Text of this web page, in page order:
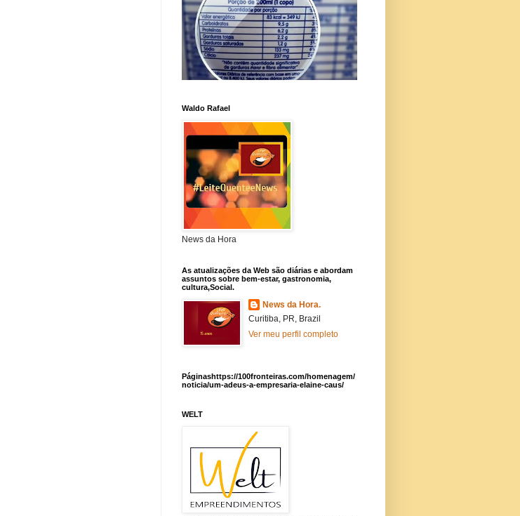
Waldo Rafael
News da Hora
As atualizações da Web são diárias e abordam
assuntos sobre bem-estar, gastronomia,
cultura,Social.
News da Hora.
Curitiba, PR, Brazil
Ver meu perfil completo
Páginashttps://100fronteiras.com/homenagem/
noticia/um-adeus-a-empresaria-elaine-caus/
WELT